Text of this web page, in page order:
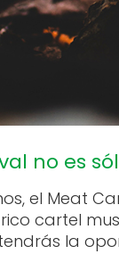
no es
el Meat
cartel
la